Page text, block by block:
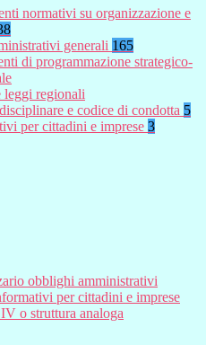
normativi su organizzazione e
generali 165
di programmazione strategico-
leggi regionali
e codice di condotta 5
per cittadini e imprese 3
obblighi amministrativi
per cittadini e imprese
o struttura analoga